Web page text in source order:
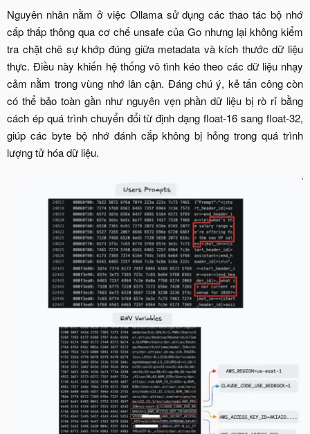
Nguyên nhân nằm ở việc Ollama sử dụng các thao tác bộ nhớ
cấp thấp thông qua cơ chế unsafe của Go nhưng lại không kiểm
tra chặt chẽ sự khớp đúng giữa metadata và kích thước dữ liệu
thực. Điều này khiến hệ thống vô tình kéo theo các dữ liệu nhạy
cảm nằm trong vùng nhớ lân cận. Đáng chú ý, kẻ tấn công còn
có thể bảo toàn gần như nguyên vẹn phần dữ liệu bị rò rỉ bằng
cách ép quá trình chuyển đổi từ định dạng float-16 sang float-32,
giúp các byte bộ nhớ đánh cắp không bị hỏng trong quá trình
lượng tử hóa dữ liệu.​